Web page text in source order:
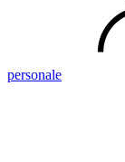
personale